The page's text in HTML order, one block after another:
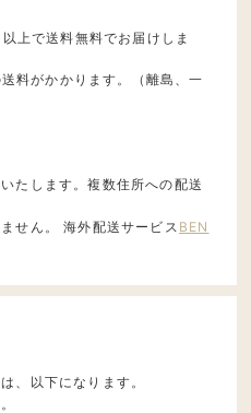
上で送料無料でお届けしま
料がかかります。（離島、一
たします。複数住所への配送
せん。 海外配送サービス BEN
、以下になります。